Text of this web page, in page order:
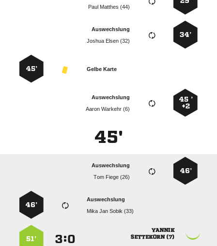
  
34’
Auswechslung
  
Gelbe Karte
45’
45 ’
+2
Auswechslung
  
45'
46’
Auswechslung
  
Auswechslung
   
46’

 
:
51’